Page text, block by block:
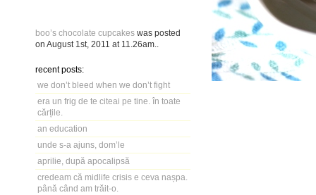
boo’s chocolate cupcakes was posted
on August 1st, 2011 at 11.26am
recent posts:
we don’t bleed when we don’t fight
era un frig de te citeai pe tine. în toate
cărțile.
an education
unde s-a ajuns, dom’le
aprilie, după apocalipsă
credeam că midlife crisis e ceva nașpa.
până când am trăit-o.